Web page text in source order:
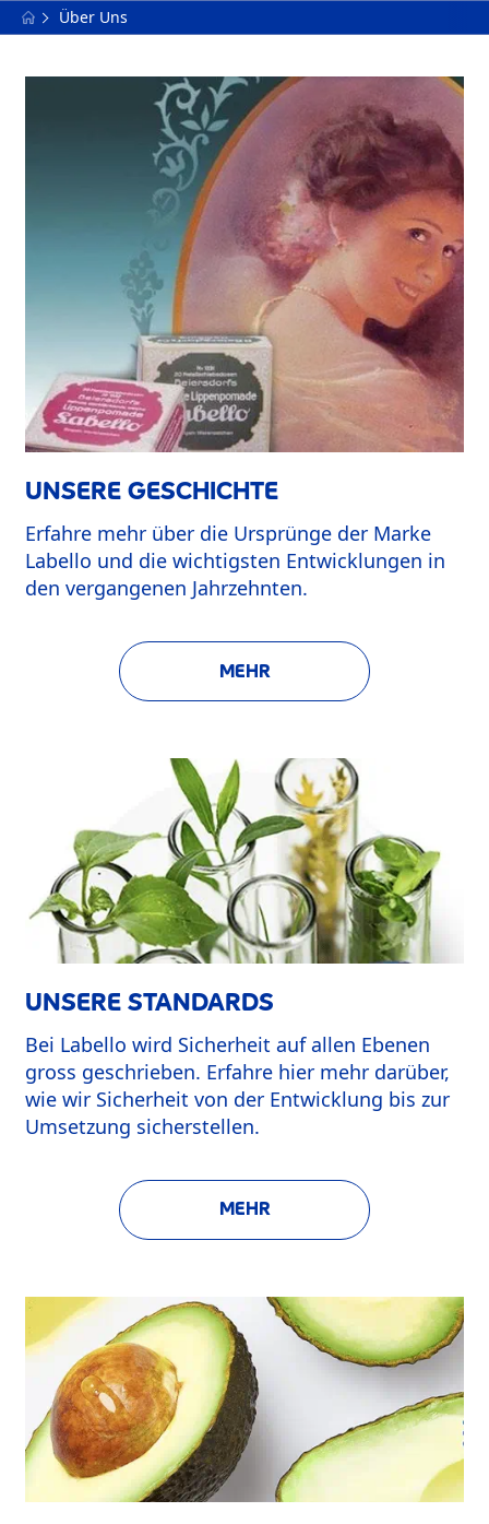
Über Uns
UNSERE GESCHICHTE
Erfahre mehr über die Ursprünge der Marke
Labello und die wichtigsten Entwicklungen in
den vergangenen Jahrzehnten.
MEHR
UNSERE STANDARDS
Bei Labello wird Sicherheit auf allen Ebenen
gross geschrieben. Erfahre hier mehr darüber,
wie wir Sicherheit von der Entwicklung bis zur
Umsetzung sicherstellen.
MEHR